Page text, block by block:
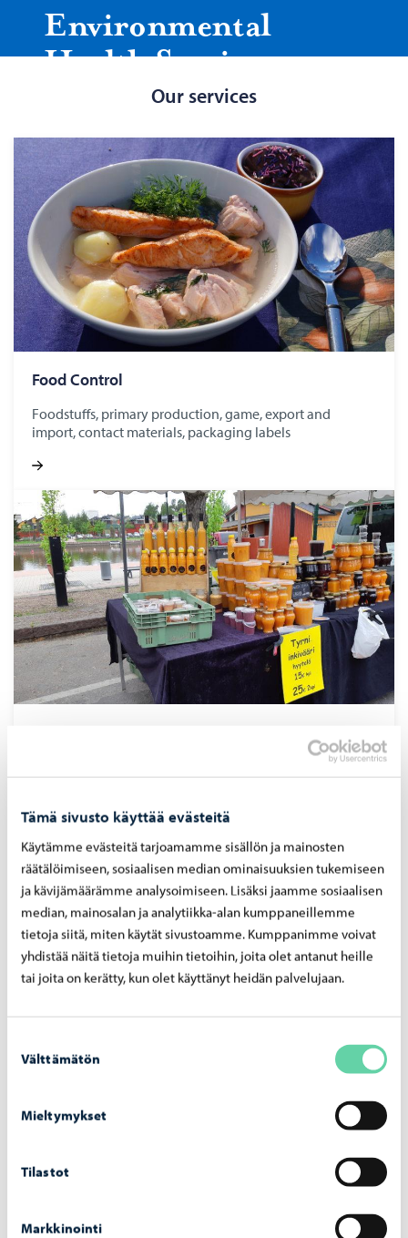
Tämä sivusto käyttää evästeitä
Käytämme evästeitä tarjoamamme sisällön ja mainosten
räätälöimiseen, sosiaalisen median ominaisuuksien tukemiseen
ja kävijämäärämme analysoimiseen. Lisäksi jaamme sosiaalisen
median, mainosalan ja analytiikka-alan kumppaneillemme
tietoja siitä, miten käytät sivustoamme. Kumppanimme voivat
yhdistää näitä tietoja muihin tietoihin, joita olet antanut heille
tai joita on kerätty, kun olet käyttänyt heidän palvelujaan.
valinta
Välttämätön
Mieltymykset
Tilastot
Markkinointi
Environmental
Health Services
We service the residents and businesses of
Porvoo, Pukkila and Sipoo. Environmental Health
Services also has duties related to animal
welfare.
Contact information
Our services
Food Control
Foodstuffs, primary production, game, export and
import, contact materials, packaging labels
Large public events